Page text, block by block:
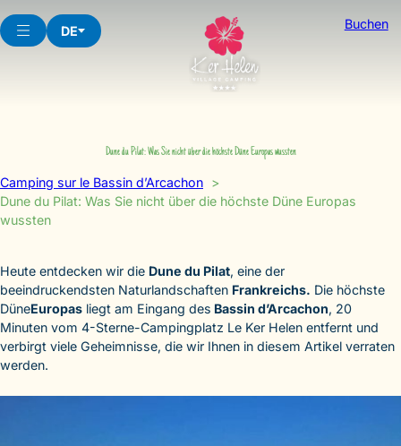
to
content
DE Buchen
Dune du Pilat: Was Sie nicht über die höchste Düne Europas wussten
Camping sur le Bassin d’Arcachon
Dune du Pilat: Was Sie nicht über die höchste Düne Europas
wussten
Heute entdecken wir die Dune du Pilat, eine der
beeindruckendsten Naturlandschaften Frankreichs. Die höchste
DüneEuropas liegt am Eingang des Bassin d’Arcachon, 20
Minuten vom 4-Sterne-Campingplatz Le Ker Helen entfernt und
verbirgt viele Geheimnisse, die wir Ihnen in diesem Artikel verraten
werden.